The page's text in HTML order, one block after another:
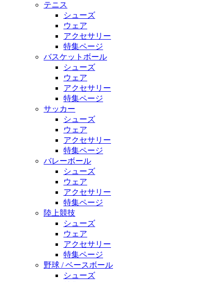
テニス
シューズ
ウェア
アクセサリー
特集ページ
バスケットボール
シューズ
ウェア
アクセサリー
特集ページ
サッカー
シューズ
ウェア
アクセサリー
特集ページ
バレーボール
シューズ
ウェア
アクセサリー
特集ページ
陸上競技
シューズ
ウェア
アクセサリー
特集ページ
野球 / ベースボール
シューズ